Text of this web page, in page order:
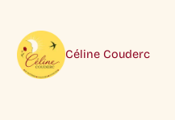
contenu
Céline Couderc